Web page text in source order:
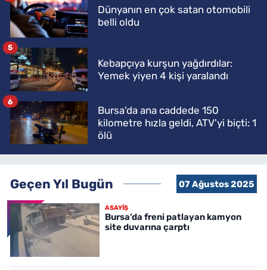
Dünyanın en çok satan otomobili
belli oldu
Kebapçıya kurşun yağdırdılar:
Yemek yiyen 4 kişi yaralandı
5
Bursa'da ana caddede 150
kilometre hızla geldi, ATV'yi biçti: 1
ölü
6
Geçen Yıl Bugün 07 Ağustos 2025
ASAYİŞ
Bursa’da freni patlayan kamyon
site duvarına çarptı